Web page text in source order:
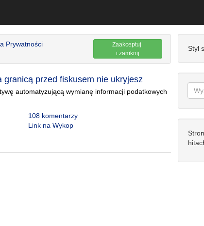
Prywatności
Zaakceptuj
i zamknij
przed fiskusem nie ukryjesz
automatyzującą wymianę informacji podatkowych
108 komentarzy
Link na Wykop
Styl